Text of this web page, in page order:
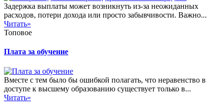
Задержка выплаты может возникнуть из-за неожиданных
расходов, потери дохода или просто забывчивости. Важно...
Читать»
Топовое
Плата за обучение
Вместе с тем было бы ошибкой полагать, что неравенство в
доступе к высшему образованию существует только в...
Читать»